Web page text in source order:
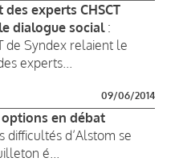
experts CHSCT
dialogue social:
de Syndex relaient le
experts...
09/06/2014
en débat
difficultés d’Alstom se
é...